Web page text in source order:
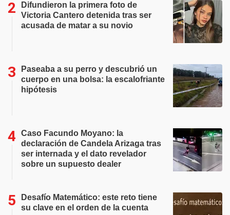
Difundieron la primera foto de
Victoria Cantero detenida tras ser
acusada de matar a su novio
Paseaba a su perro y descubrió un
cuerpo en una bolsa: la escalofriante
hipótesis
Caso Facundo Moyano: la
declaración de Candela Arizaga tras
ser internada y el dato revelador
sobre un supuesto dealer
Desafío Matemático: este reto tiene
su clave en el orden de la cuenta